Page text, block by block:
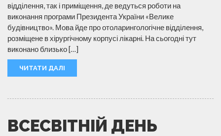
відділення, так і приміщення, де ведуться роботи на
виконання програми Президента України «Велике
будівництво». Мова йде про отоларингологічне відділення,
розміщене в хірургічному корпусі лікарні. На сьогодні тут
виконано близько […]
ЧИТАТИ ДАЛІ
ВСЕСВІТНІЙ ДЕНЬ